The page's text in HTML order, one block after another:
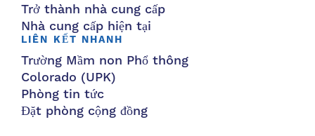
Trở thành nhà cung cấp
Nhà cung cấp hiện tại
LIÊN KẾT NHANH
Trường Mầm non Phổ thông
Colorado (UPK)
Phòng tin tức
Đặt phòng cộng đồng